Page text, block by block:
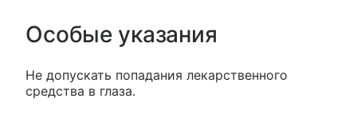
Особые указания
Не допускать попадания лекарственного
средства в глаза.